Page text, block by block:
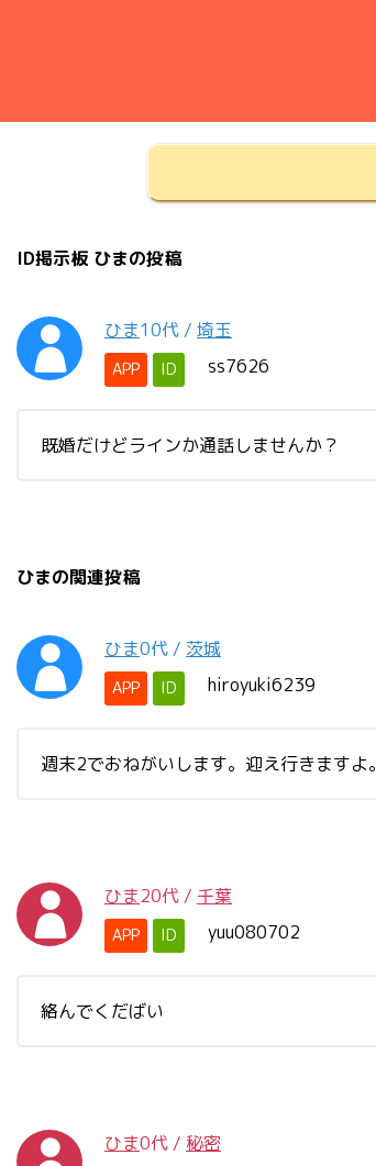
ID掲示板 ひまの投稿
ひま10代 / 埼玉
APP ID ss7626
既婚だけどラインか通話しませんか？
ひまの関連投稿
ひま0代 / 茨城
APP ID hiroyuki6239
週末2でおねがいします。迎え行きますよ。
ひま20代 / 千葉
APP ID yuu080702
絡んでくだばい
ひま0代 / 秘密